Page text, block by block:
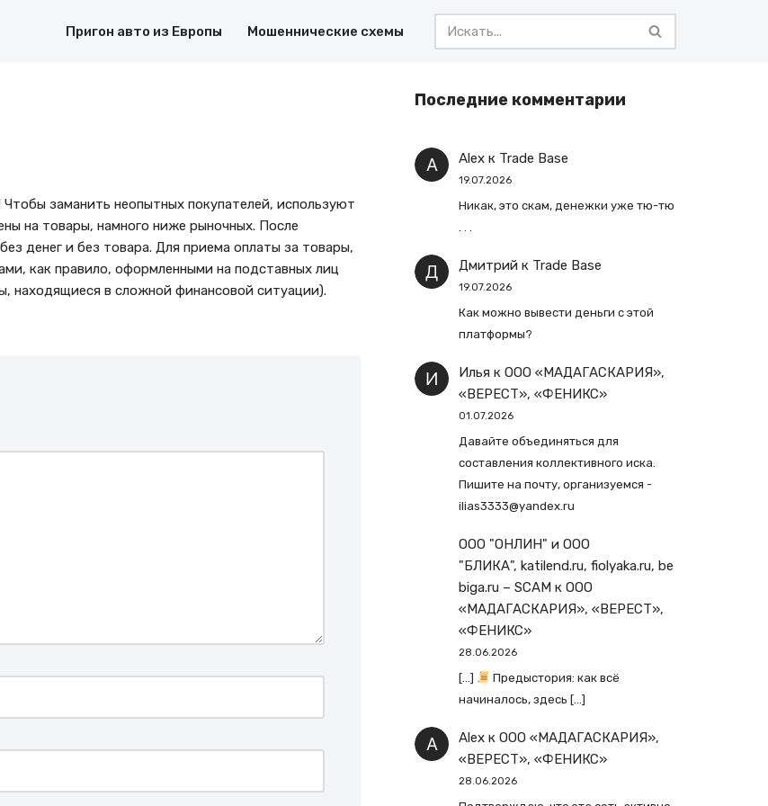
Пригон авто из Европы Мошеннические схемы
заманить неопытных покупателей, используют
на товары, намного ниже рыночных. После
денег и без товара. Для приема оплаты за товары,
как правило, оформленными на подставных лиц
находящиеся в сложной финансовой ситуации).
Последние комментарии
Alexк Trade Base
19.07.2026
Никак, это скам, денежки уже тю-тю
Дмитрийк Trade Base
19.07.2026
Как можно вывести деньги с этой
платформы?
Ильяк ООО «МАДАГАСКАРИЯ»,
«ВЕРЕСТ», «ФЕНИКС»
01.07.2026
Давайте объединяться для
составления коллективного иска.
Пишите на почту, организуемся -
ilias3333@yandex.ru
ООО "ОНЛИН" и ООО
"БЛИКА", katilend.ru, fiolyaka.ru, be
biga.ru – SCAMк ООО
«МАДАГАСКАРИЯ», «ВЕРЕСТ»,
«ФЕНИКС»
28.06.2026
[…]
Предыстория: как всё
начиналось, здесь […]
Alexк ООО «МАДАГАСКАРИЯ»,
«ВЕРЕСТ», «ФЕНИКС»
28.06.2026